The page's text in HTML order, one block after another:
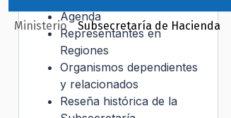
Ministerio Subsecretaría de Hacienda
Agenda
Representantes en
Regiones
Organismos dependientes
y relacionados
Reseña histórica de la